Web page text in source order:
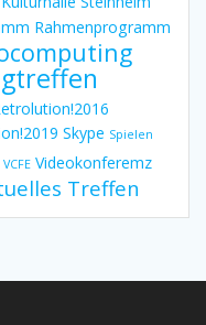
Rahmenprogramm
Skype Spielen
VCFE Videokonferemz
Treffen